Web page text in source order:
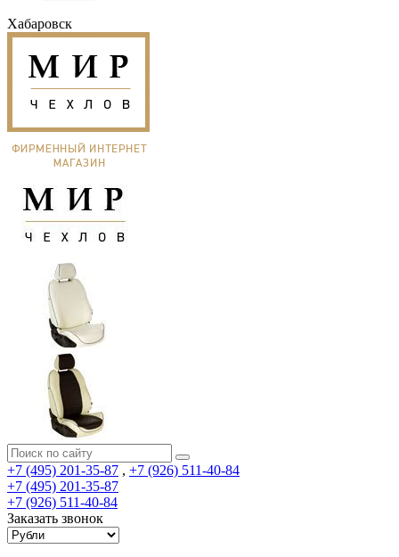
Хабаровск
+7 (495) 201-35-87 , +7 (926) 511-40-84
+7 (495) 201-35-87
+7 (926) 511-40-84
Заказать звонок